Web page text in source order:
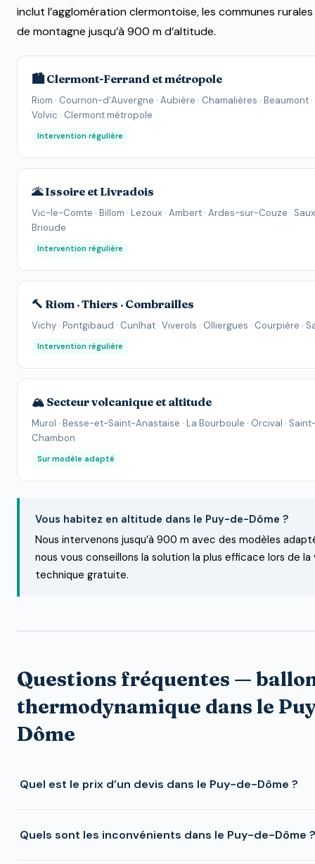
inclut l’agglomération clermontoise, les communes
de montagne jusqu’à 900 m d’altitude.
🏙️ Clermont-Ferrand et métropole
Riom · Cournon-d’Auvergne · Aubière · Chamalières · Beaumont ·
Volvic · Clermont métropole
Intervention régulière
🌋 Issoire et Livradois
Vic-le-Comte · Billom · Lezoux · Ambert · Ardes-sur-Couze ·
Brioude
Intervention régulière
🔨 Riom · Thiers · Combrailles
Vichy · Pontgibaud · Cunlhat · Viverols · Olliergues · Courpière ·
Intervention régulière
🏔️ Secteur volcanique et altitude
Murol · Besse-et-Saint-Anastaise · La Bourboule · Orcival ·
Chambon
Sur modèle adapté
Vous habitez en altitude dans le Puy-de-Dôme ?
Nous intervenons jusqu’à 900 m avec des modèles
nous vous conseillons la solution la plus efficace lors de la
technique gratuite.
Questions fréquentes —
thermodynamique dans le
Dôme
Quel est le prix d’un devis dans le Puy-de-Dôme ?
Quels sont les inconvénients dans le Puy-de-Dôme ?